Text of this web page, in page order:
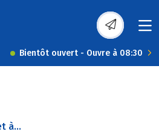
Bientôt ouvert - Ouvre à 08:30
à...